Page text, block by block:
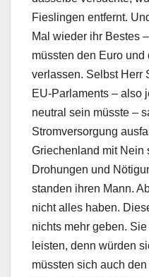
Fieslingen entfernt.
Mal wieder ihr Bestes
müssten den Euro
verlassen. Selbst Herr
EU-Parlaments – also
neutral sein müsste –
Stromversorgung
Griechenland mit Nein
Drohungen und
standen ihren Mann.
nicht alles haben.
nichts mehr geben.
leisten, denn würden
müssten sich auch